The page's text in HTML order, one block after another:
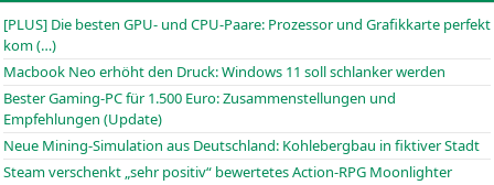
[PLUS] Die besten GPU- und CPU-Paare: Prozessor und Grafikkarte perfekt
kom (…)
Macbook Neo erhöht den Druck: Windows 11 soll schlanker werden
Bester Gaming-PC für 1.500 Euro: Zusammenstellungen und
Empfehlungen (Update)
Neue Mining-Simulation aus Deutschland: Kohlebergbau in fiktiver Stadt
Steam verschenkt „sehr positiv“ bewertetes Action-RPG Moonlighter